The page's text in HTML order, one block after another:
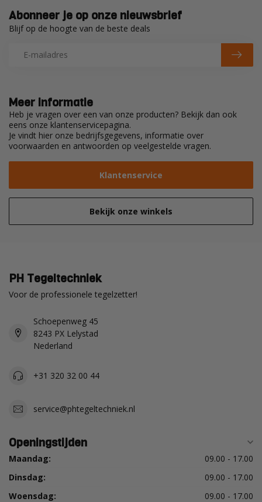
Meer informatie
Heb je vragen over een van onze producten? Bekijk dan ook
eens onze klantenservicepagina.
Je vindt hier onze bedrijfsgegevens, informatie over
voorwaarden en antwoorden op veelgestelde vragen.
Klantenservice
Bekijk onze winkels
Abonneer je op onze nieuwsbrief
Blijf op de hoogte van de beste deals
PH Tegeltechniek
Voor de professionele tegelzetter!
Schoepenweg 45
8243 PX Lelystad
Nederland
+31 320 32 00 44
service@phtegeltechniek.nl
Openingstijden
Maandag:
09.00 - 17.00
Dinsdag:
09.00 - 17.00
Woensdag:
09.00 - 17.00